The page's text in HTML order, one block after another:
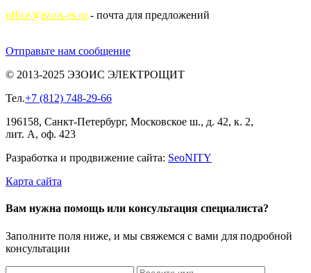
office@ezois-es.ru - почта для предложений
Отправьте нам сообщение
© 2013-2025 ЭЗОИС ЭЛЕКТРОЩИТ
Тел.+7 (812) 748-29-66
196158, Санкт-Петербург, Московское ш., д. 42, к. 2,
лит. А, оф. 423
Разработка и продвижение сайта: SeoNITY
Карта сайта
Вам нужна помощь или консультация специалиста?
Заполните поля ниже, и мы свяжемся с вами для подробной
консультации